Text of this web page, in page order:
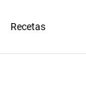
Recetas